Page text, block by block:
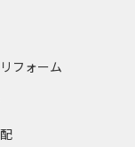
フォーム